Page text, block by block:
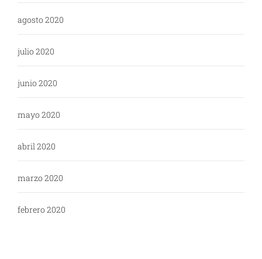
agosto 2020
julio 2020
junio 2020
mayo 2020
abril 2020
marzo 2020
febrero 2020